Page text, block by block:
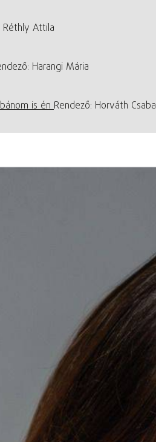
Réthly Attila
Harangi Mária
is énRendező: Horváth Csaba